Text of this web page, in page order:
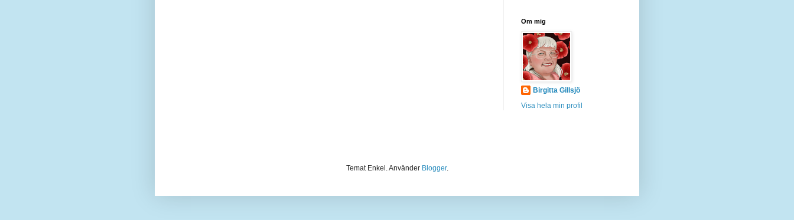
Om mig
Birgitta Gillsjö
Visa hela min profil
Temat Enkel. Använder Blogger.